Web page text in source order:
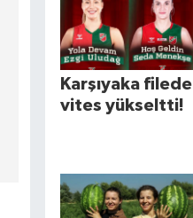
Karşıyaka filede
vites yükseltti!